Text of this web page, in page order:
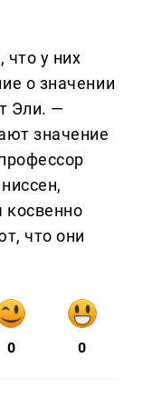
что у них
о значении
Эли. —
значение
косвенно
что они
0 0